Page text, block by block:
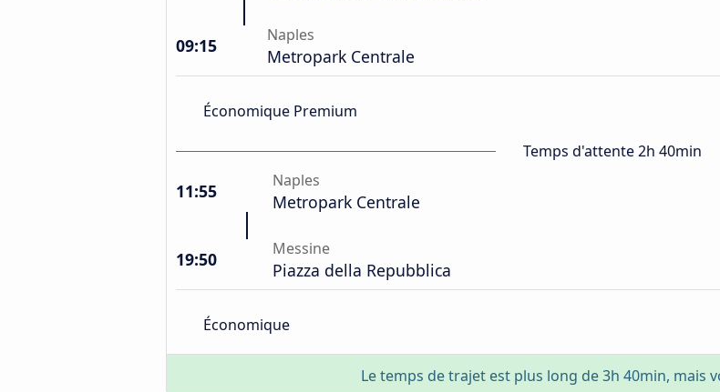
09:15 Naples
Metropark Centrale
Économique Premium
Temps d'attente 2h 40min
11:55 Naples
Metropark Centrale
19:50 Messine
Piazza della Repubblica
Économique
Le temps de trajet est plus long de 3h 40min, mais